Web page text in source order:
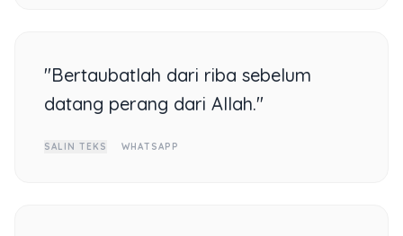
"Bertaubatlah dari riba sebelum
datang perang dari Allah."
SALIN TEKS WHATSAPP